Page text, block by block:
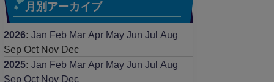
月別アーカイブ
2026: Jan Feb Mar Apr May Jun Jul
Aug
Sep Oct Nov Dec
2025: Jan Feb Mar Apr May Jun Jul
Aug
Sep Oct Nov Dec